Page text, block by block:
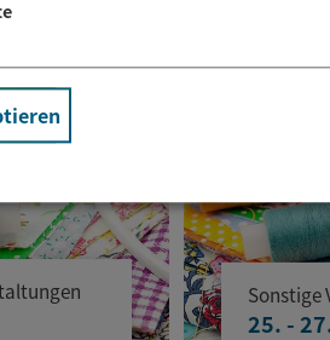
Sonstige
25. -